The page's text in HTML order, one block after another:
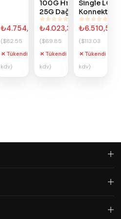
₺4.754,88
($82.55
+
kdv)
Tükendi
100G Hız,
25G Dağıtım
₺4.023,36
($69.85
+
kdv)
Tükendi
Single LC
Konnektör
₺6.510,53
($113.03
+
kdv)
Tükendi